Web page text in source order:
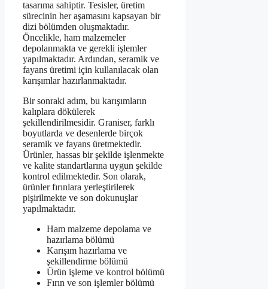
tasarıma sahiptir. Tesisler, üretim
sürecinin her aşamasını kapsayan bir
dizi bölümden oluşmaktadır.
Öncelikle, ham malzemeler
depolanmakta ve gerekli işlemler
yapılmaktadır. Ardından, seramik ve
fayans üretimi için kullanılacak olan
karışımlar hazırlanmaktadır.
Bir sonraki adım, bu karışımların
kalıplara dökülerek
şekillendirilmesidir. Graniser, farklı
boyutlarda ve desenlerde birçok
seramik ve fayans üretmektedir.
Ürünler, hassas bir şekilde işlenmekte
ve kalite standartlarına uygun şekilde
kontrol edilmektedir. Son olarak,
ürünler fırınlara yerleştirilerek
pişirilmekte ve son dokunuşlar
yapılmaktadır.
Ham malzeme depolama ve
hazırlama bölümü
Karışım hazırlama ve
şekillendirme bölümü
Ürün işleme ve kontrol bölümü
Fırın ve son işlemler bölümü